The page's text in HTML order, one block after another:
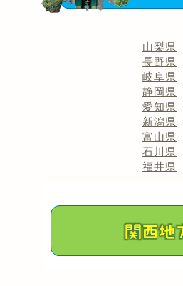
山梨県
長野県
岐阜県
静岡県
愛知県
新潟県
富山県
石川県
福井県